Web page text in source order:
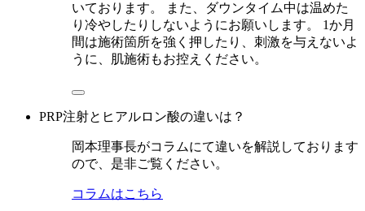
いております。 また、ダウンタイム中は温めた
り冷やしたりしないようにお願いします。 1か月
間は施術箇所を強く押したり、刺激を与えないよ
うに、肌施術もお控えください。
PRP注射とヒアルロン酸の違いは？
岡本理事長がコラムにて違いを解説しております
ので、是非ご覧ください。
コラムはこちら